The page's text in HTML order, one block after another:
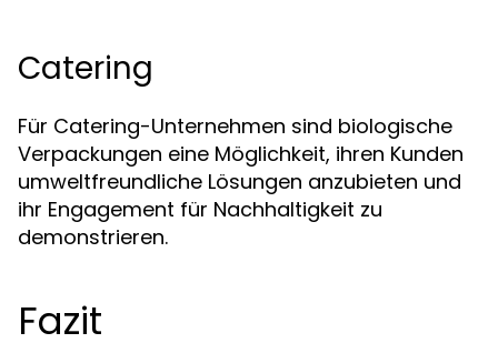
Catering
Für Catering-Unternehmen sind biologische
Verpackungen eine Möglichkeit, ihren Kunden
umweltfreundliche Lösungen anzubieten und
ihr Engagement für Nachhaltigkeit zu
demonstrieren.
Fazit